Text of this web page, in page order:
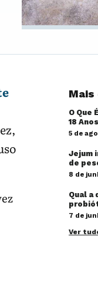
Mais
O Que
18
5 de
Jejum
de
8 de
Qual
7 de
Ver